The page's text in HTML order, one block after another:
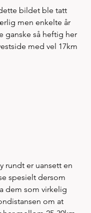
bildet ble tatt
men enkelte år
ganske så heftig her
med vel 17km
rundt er uansett en
spesielt dersom
dem som virkelig
om at